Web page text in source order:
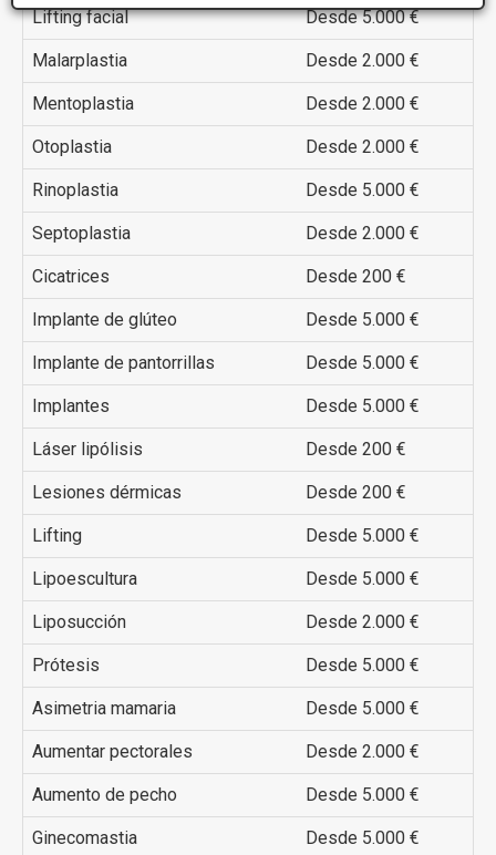
Lifting facial Desde 5.000 €
Malarplastia Desde 2.000 €
Mentoplastia Desde 2.000 €
Otoplastia Desde 2.000 €
Rinoplastia Desde 5.000 €
Septoplastia Desde 2.000 €
Cicatrices Desde 200 €
Implante de glúteo Desde 5.000 €
Implante de pantorrillas Desde 5.000 €
Implantes Desde 5.000 €
Láser lipólisis Desde 200 €
Lesiones dérmicas Desde 200 €
Lifting Desde 5.000 €
Lipoescultura Desde 5.000 €
Liposucción Desde 2.000 €
Prótesis Desde 5.000 €
Asimetria mamaria Desde 5.000 €
Aumentar pectorales Desde 2.000 €
Aumento de pecho Desde 5.000 €
Ginecomastia Desde 5.000 €